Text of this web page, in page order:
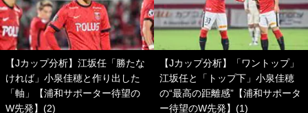
【Jカップ分析】江坂任「勝たな
ければ」小泉佳穂と作り出した
「軸」【浦和サポーター待望の
W先発】(2)
【Jカップ分析】「ワントップ」
江坂任と「トップ下」小泉佳穂
の“最高の距離感”【浦和サポータ
ー待望のW先発】(1)